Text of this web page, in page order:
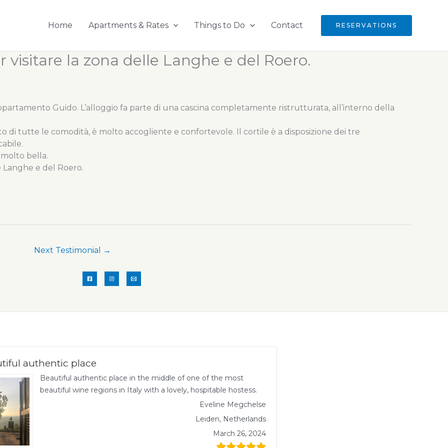
Home Apartments & Rates Things to Do Contact RESERVATIONS
visitare la zona delle Langhe e del Roero.
Guido. L’alloggio fa parte di una cascina completamente ristrutturata, all’interno della
di tutte le comodità, è molto accogliente e confortevole. Il cortile è a disposizione dei tre
bella.
e del Roero.
Next Testimonial →
authentic place
Beautiful authentic place in the middle of one of the most
beautiful wine regions in Italy with a lovely, hospitable hostess.
Eveline Megchelse
Leiden, Netherlands
March 26, 2024